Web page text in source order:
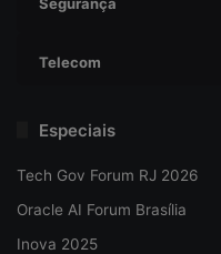
Telecom
Especiais
Tech Gov Forum RJ 2026
Oracle AI Forum Brasília
Inova 2025